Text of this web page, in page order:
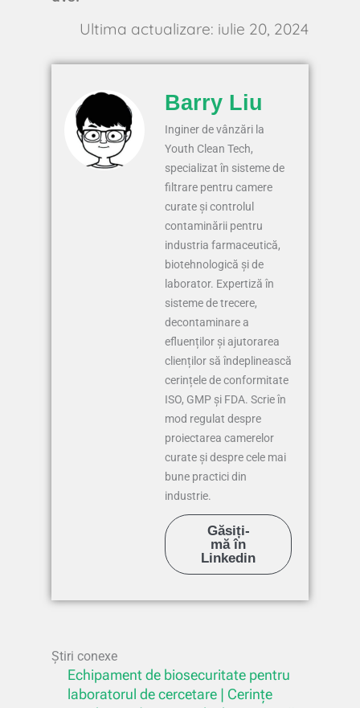
Ultima actualizare: iulie 20, 2024
Barry Liu
Inginer de vânzări la
Youth Clean Tech,
specializat în sisteme de
filtrare pentru camere
curate și controlul
contaminării pentru
industria farmaceutică,
biotehnologică și de
laborator. Expertiză în
sisteme de trecere,
decontaminare a
efluenților și ajutorarea
clienților să îndeplinească
cerințele de conformitate
ISO, GMP și FDA. Scrie în
mod regulat despre
proiectarea camerelor
curate și despre cele mai
bune practici din
industrie.
Găsiți-
mă în
Linkedin
Știri conexe
Echipament de biosecuritate pentru
laboratorul de cercetare | Cerințe